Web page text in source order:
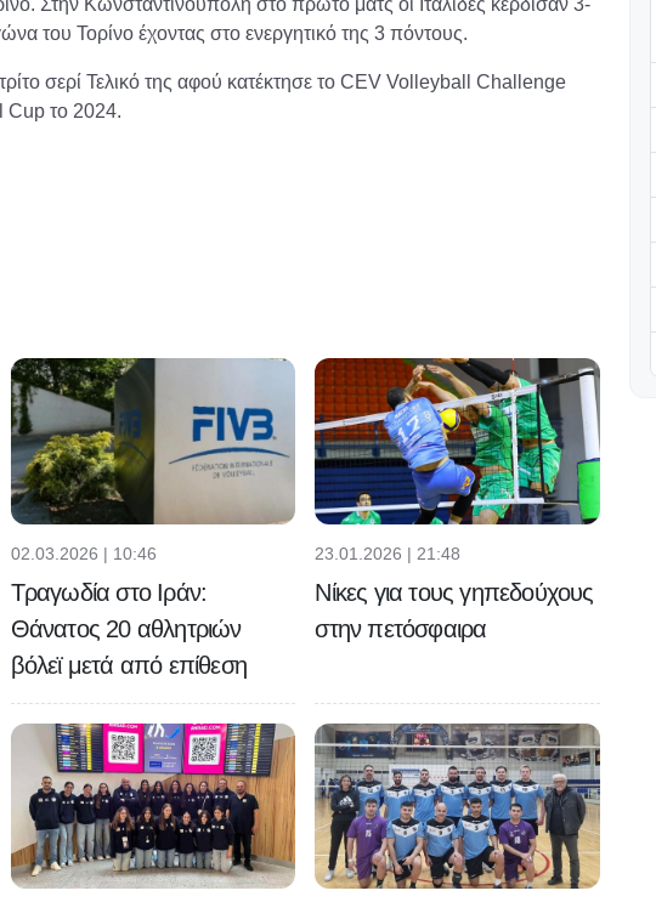
του Τορίνο έχοντας στο ενεργητικό της 3 πόντους.
σερί Τελικό της αφού κατέκτησε το CEV Volleyball Challenge
Cup το 2024.
02.03.2026 | 10:46
Τραγωδία στο Ιράν:
Θάνατος 20 αθλητριών
βόλεϊ μετά από επίθεση
23.01.2026 | 21:48
Νίκες για τους γηπεδούχους
στην πετόσφαιρα